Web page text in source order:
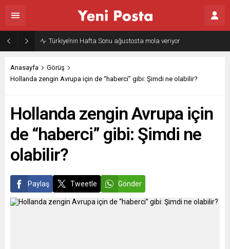
Anasayfa
Görüş
Hollanda zengin Avrupa için de “haberci” gibi: Şimdi ne olabilir?
Hollanda zengin Avrupa için
de “haberci” gibi: Şimdi ne
olabilir?
Paylaş Tweetle Gönder